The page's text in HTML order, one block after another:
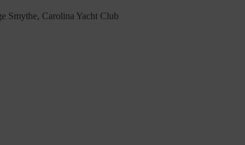
Smythe, Carolina Yacht Club